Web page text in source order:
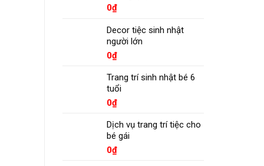
0₫
Decor tiệc sinh nhật
người lớn
0₫
Trang trí sinh nhật bé 6
tuổi
0₫
Dịch vụ trang trí tiệc cho
bé gái
0₫